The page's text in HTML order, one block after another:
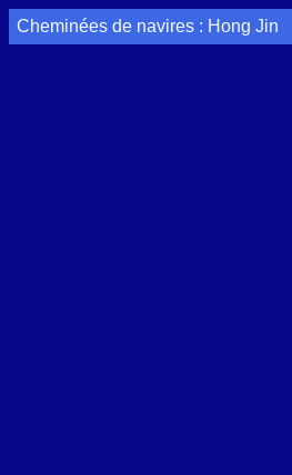
Cheminées de navires : Hong Jin